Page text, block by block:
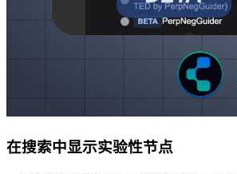
在搜索中显示实验性节点